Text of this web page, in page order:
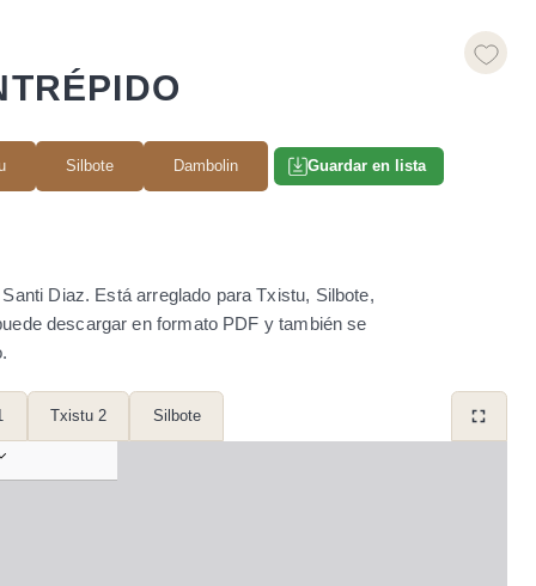
Silbote Dambolin Guardar en lista
Diaz. Está arreglado para Txistu, Silbote,
descargar en formato PDF y también se
Txistu 2 Silbote